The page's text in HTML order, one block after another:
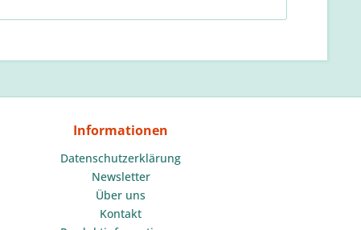
Informationen
Datenschutzerklärung
Newsletter
Über uns
Kontakt